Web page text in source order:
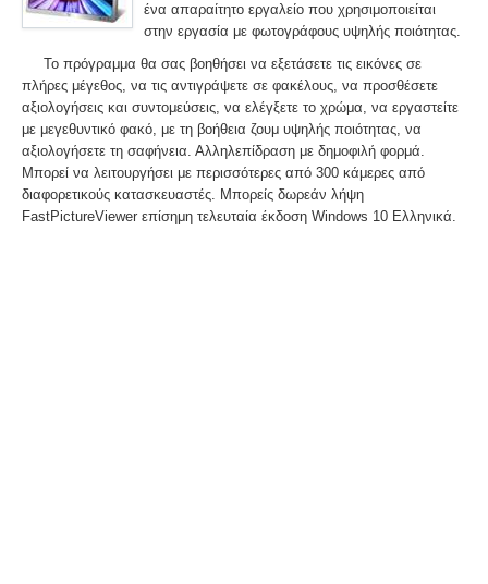
ένα απαραίτητο εργαλείο που χρησιμοποιείται
στην εργασία με φωτογράφους υψηλής ποιότητας.
Το πρόγραμμα θα σας βοηθήσει να εξετάσετε τις εικόνες σε
πλήρες μέγεθος, να τις αντιγράψετε σε φακέλους, να προσθέσετε
αξιολογήσεις και συντομεύσεις, να ελέγξετε το χρώμα, να εργαστείτε
με μεγεθυντικό φακό, με τη βοήθεια ζουμ υψηλής ποιότητας, να
αξιολογήσετε τη σαφήνεια. Αλληλεπίδραση με δημοφιλή φορμά.
Μπορεί να λειτουργήσει με περισσότερες από 300 κάμερες από
διαφορετικούς κατασκευαστές. Μπορείς δωρεάν λήψη
FastPictureViewer επίσημη τελευταία έκδοση Windows 10 Ελληνικά.